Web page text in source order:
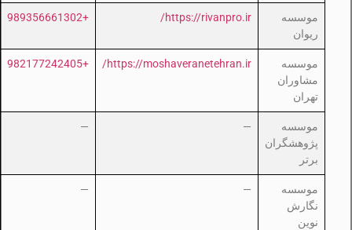
موسسه
ریوان
https://rivanpro.ir/
+989356661302
موسسه
مشاوران
تهران
https://moshaveranetehran.ir/
+982177242405
موسسه
پژوهشگران
برتر
—
—
موسسه
نگارش
نوین
—
—